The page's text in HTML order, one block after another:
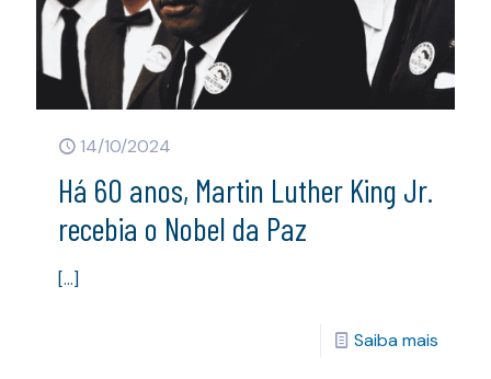
14/10/2024
Há 60 anos, Martin Luther King Jr.
recebia o Nobel da Paz
[…]
Saiba mais